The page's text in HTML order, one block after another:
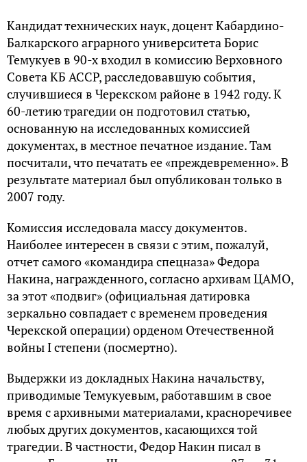
Кандидат технических наук, доцент Кабардино-
Балкарского аграрного университета Борис
Темукуев в 90-х входил в комиссию Верховного
Совета КБ АССР, расследовавшую события,
случившиеся в Черекском районе в 1942 году. К
60-летию трагедии он подготовил статью,
основанную на исследованных комиссией
документах, в местное печатное издание. Там
посчитали, что печатать ее «преждевременно». В
результате материал был опубликован только в
2007 году.
Комиссия исследовала массу документов.
Наиболее интересен в связи с этим, пожалуй,
отчет самого «командира спецназа» Федора
Накина, награжденного, согласно архивам ЦАМО,
за этот «подвиг» (официальная датировка
зеркально совпадает с временем проведения
Черекской операции) орденом Отечественной
войны I степени (посмертно).
Выдержки из докладных Накина начальству,
приводимые Темукуевым, работавшим в свое
время с архивными материалами, красноречивее
любых других документов, касающихся той
трагедии. В частности, Федор Накин писал в